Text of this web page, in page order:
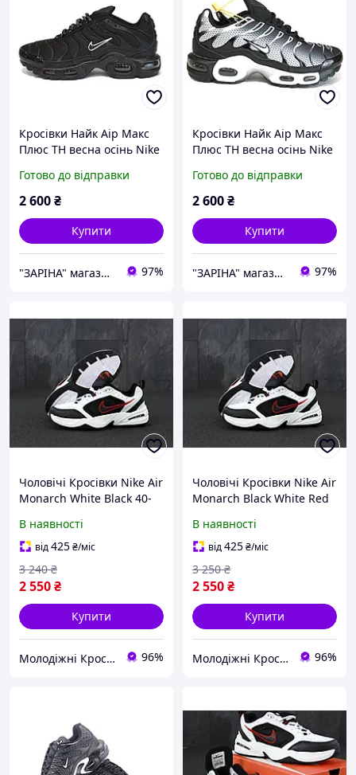
Кросівки Найк Аір Макс
Плюс ТН весна осінь Nike
унісекс з 36 по 41р
Готово до відправки
2 600₴
Купити
"ЗАРІНА" магазин спортивного взуття 97%
Кросівки Найк Аір Макс
Плюс ТН весна осінь Nike
унісекс з 36 по 41р
Готово до відправки
2 600₴
Купити
"ЗАРІНА" магазин спортивного взуття 97%
Чоловічі Кросівки Nike Air
Monarch White Black 40-
В наявності
від425₴/міс
2 550₴
3 240 ₴
Купити
Молодіжні Кросівки та Аксесуари 96%
Чоловічі Кросівки Nike Air
Monarch Black White Red
В наявності
від425₴/міс
2 550₴
3 250 ₴
Купити
Молодіжні Кросівки та Аксесуари 96%